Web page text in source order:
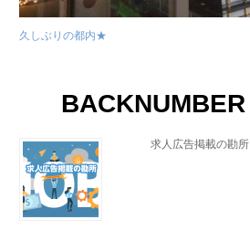
久しぶりの都内★
BACKNUMBER
求人広告掲載の勘所